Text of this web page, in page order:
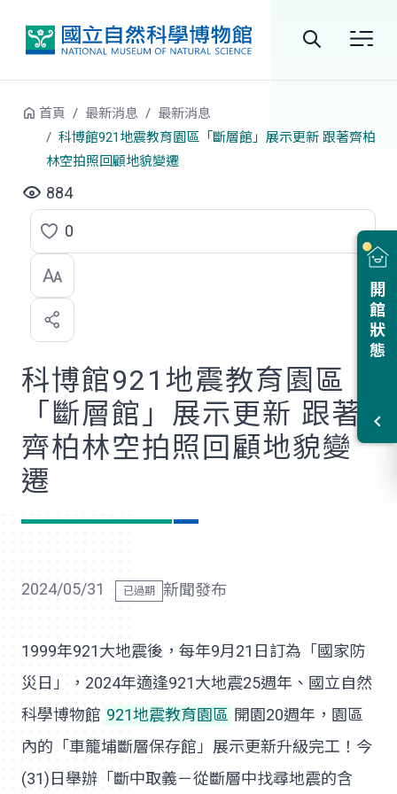
搜
開館狀態
首頁 最新消息
最新消息
科博館921地震教育園區「斷層館」展示更新 跟著齊柏
林空拍照回顧地貌變遷
884
點
選
喜
歡
0
科博館921地震教育園區
「斷層館」展示更新 跟著
齊柏林空拍照回顧地貌變
遷
2024/05/31 新聞發布
1999年921大地震後，每年9月21日訂為「國家防
災日」，2024年適逢921大地震25週年、國立自然
科學博物館 921地震教育園區 開園20週年，園區
內的「車籠埔斷層保存館」展示更新升級完工！今
(31)日舉辦「斷中取義－從斷層中找尋地震的含